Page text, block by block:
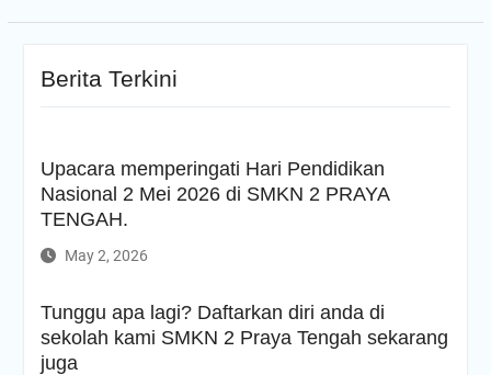
Berita Terkini
Upacara memperingati Hari Pendidikan
Nasional 2 Mei 2026 di SMKN 2 PRAYA
TENGAH.
May 2, 2026
Tunggu apa lagi? Daftarkan diri anda di
sekolah kami SMKN 2 Praya Tengah sekarang
juga